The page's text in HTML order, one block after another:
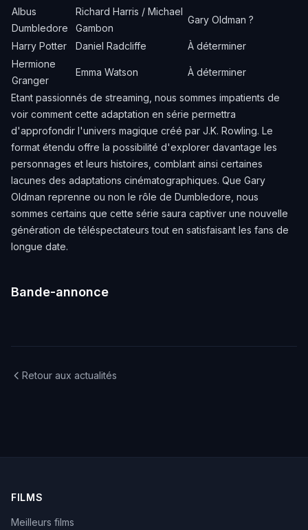
Albus
Dumbledore
Richard Harris / Michael
Gambon
Gary Oldman ?
Harry Potter Daniel Radcliffe
À déterminer
Hermione
Granger
Emma Watson À déterminer
Etant passionnés de streaming, nous sommes impatients de
voir comment cette adaptation en série permettra
d'approfondir l'univers magique créé par J.K. Rowling. Le
format étendu offre la possibilité d'explorer davantage les
personnages et leurs histoires, comblant ainsi certaines
lacunes des adaptations cinématographiques. Que Gary
Oldman reprenne ou non le rôle de Dumbledore, nous
sommes certains que cette série saura captiver une nouvelle
génération de téléspectateurs tout en satisfaisant les fans de
longue date.
Bande-annonce
Retour aux actualités
FILMS
Meilleurs films